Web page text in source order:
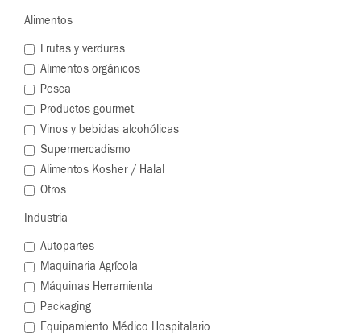
Alimentos
Frutas y verduras
Alimentos orgánicos
Pesca
Productos gourmet
Vinos y bebidas alcohólicas
Supermercadismo
Alimentos Kosher / Halal
Otros
Industria
Autopartes
Maquinaria Agrícola
Máquinas Herramienta
Packaging
Equipamiento Médico Hospitalario